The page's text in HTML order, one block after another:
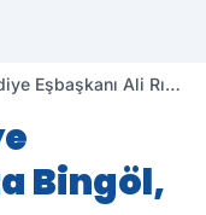
Eşbaşkanı Ali Rıza
Bingöl,